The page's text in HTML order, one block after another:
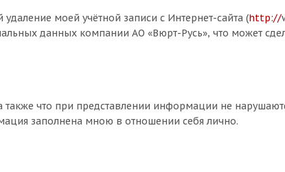
моей учётной записи с Интернет-сайта (http://
данных компании АО «Вюрт-Русь», что может
что при представлении информации не
заполнена мною в отношении себя лично.